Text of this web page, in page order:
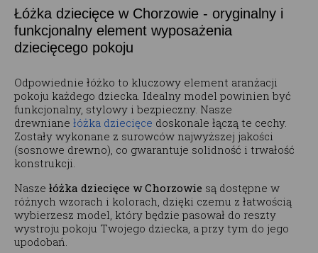
Łóżka dziecięce w Chorzowie - oryginalny i
funkcjonalny element wyposażenia
dziecięcego pokoju
Odpowiednie łóżko to kluczowy element aranżacji
pokoju każdego dziecka. Idealny model powinien być
funkcjonalny, stylowy i bezpieczny. Nasze
drewniane łóżka dziecięce doskonale łączą te cechy.
Zostały wykonane z surowców najwyższej jakości
(sosnowe drewno), co gwarantuje solidność i trwałość
konstrukcji.
Nasze łóżka dziecięce w Chorzowie są dostępne w
różnych wzorach i kolorach, dzięki czemu z łatwością
wybierzesz model, który będzie pasował do reszty
wystroju pokoju Twojego dziecka, a przy tym do jego
upodobań.